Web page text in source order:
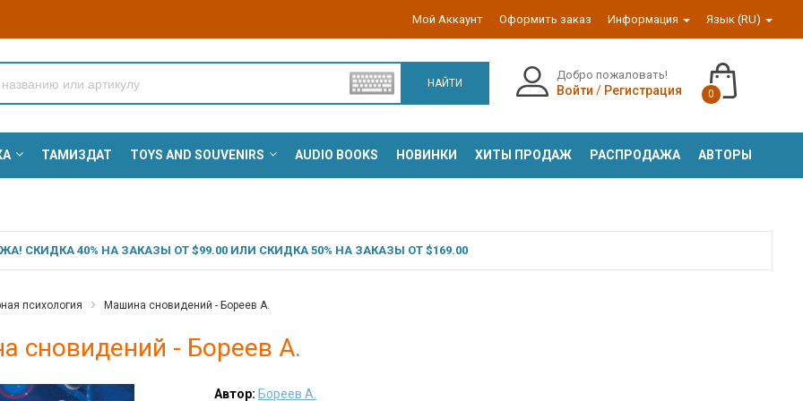
Мой Аккаунт Оформить заказ Информация Язык (RU)
НАЙТИ
Добро пожаловать!
Войти / Регистрация 0
ТАМИЗДАТ TOYS AND SOUVENIRS AUDIO BOOKS НОВИНКИ ХИТЫ ПРОДАЖ РАСПРОДАЖА АВТОРЫ
СКИДКА 40% НА ЗАКАЗЫ ОТ $99.00 ИЛИ СКИДКА 50% НА ЗАКАЗЫ ОТ $169.00
психология Машина сновидений - Бореев А.
сновидений - Бореев А.
Автор: Бореев А.